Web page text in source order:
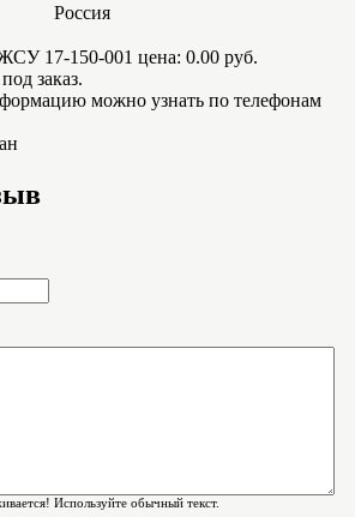
Россия
17-150-001 цена: 0.00 руб.
заказ.
можно узнать по телефонам
Используйте обычный текст.